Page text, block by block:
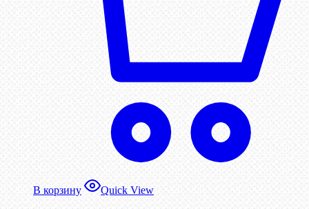
В корзину Quick View